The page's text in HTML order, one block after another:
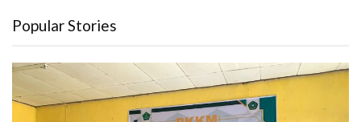
Popular Stories